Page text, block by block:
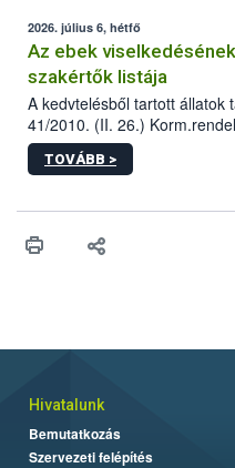
2026. július 6, hétfő
Az ebek
szakértők listája
A kedvtelésből tartott állatok
41/2010. (II. 26.)
sérülés, illetve ennek
hatósági feladatokat,
vonni az ebek
TOVÁBB >
Hivatalunk
Bemutatkozás
Szervezeti felépítés